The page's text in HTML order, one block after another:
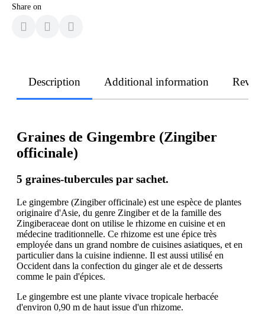
Share on
Description Additional information
Graines de Gingembre (Zingiber
officinale)
5 graines-tubercules par sachet.
Le gingembre (Zingiber officinale) est une espèce de plantes
originaire d'Asie, du genre Zingiber et de la famille des
Zingiberaceae dont on utilise le rhizome en cuisine et en
médecine traditionnelle. Ce rhizome est une épice très
employée dans un grand nombre de cuisines asiatiques, et en
particulier dans la cuisine indienne. Il est aussi utilisé en
Occident dans la confection du ginger ale et de desserts
comme le pain d'épices.
Le gingembre est une plante vivace tropicale herbacée
d'environ 0,90 m de haut issue d'un rhizome.